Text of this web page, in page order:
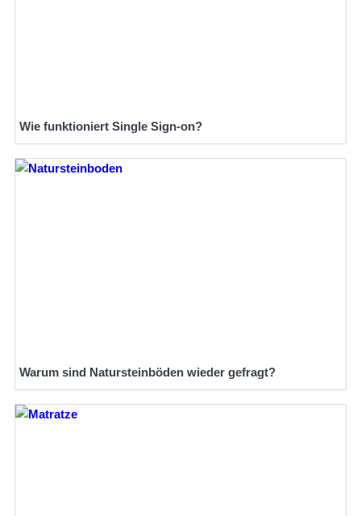
Wie funktioniert Single Sign-on?
Warum sind Natursteinböden wieder gefragt?